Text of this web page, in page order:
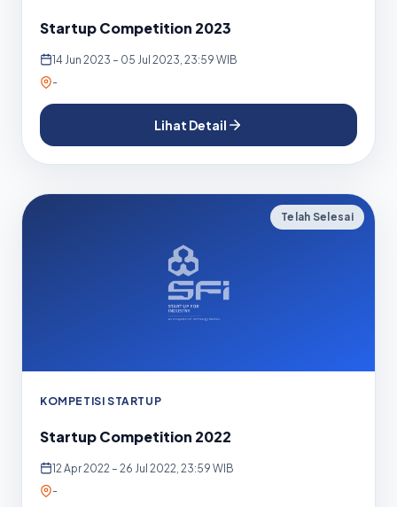
Startup Competition 2023
14 Jun 2023 – 05 Jul 2023, 23:59 WIB
-
Lihat Detail
Telah Selesai
KOMPETISI STARTUP
Startup Competition 2022
12 Apr 2022 – 26 Jul 2022, 23:59 WIB
-